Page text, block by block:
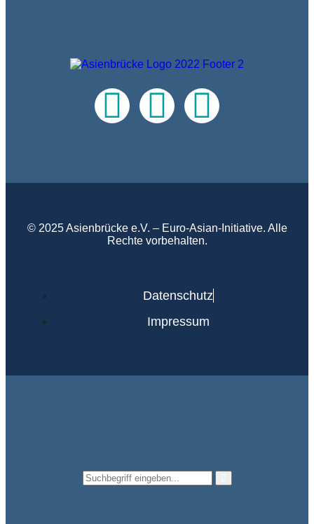
© 2025 Asienbrücke e.V. – Euro-Asian-Initiative. Alle
Rechte vorbehalten.
Datenschutz
Impressum